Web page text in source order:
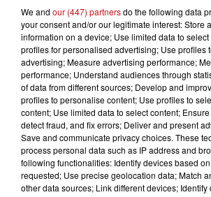
LA MUSIQUE D'ALSACE ET
LE JEUDI DE 20H À 22H
Sepp se fait un plaisir de diffuser des
(et d'ailleurs) pendant 2 heures, avec
habituelle !
SANDY MÉGAMIX
LE VENDREDI DE 20H À 22H
Pour bien finir vos semaines
We and our (447) partnersdo the following data
your consent and/or our legitimate interest: Store
information on a device; Use limited data to
profiles for personalised advertising; Use profiles
advertising; Measure advertising performance;
performance; Understand audiences through
of data from different sources; Develop and
profiles to personalise content; Use profiles to
content; Use limited data to select content;
detect fraud, and fix errors; Deliver and present
Save and communicate privacy choices. These
process personal data such as IP address and
following functionalities: Identify devices based
requested; Use precise geolocation data; Match
other data sources; Link different devices;